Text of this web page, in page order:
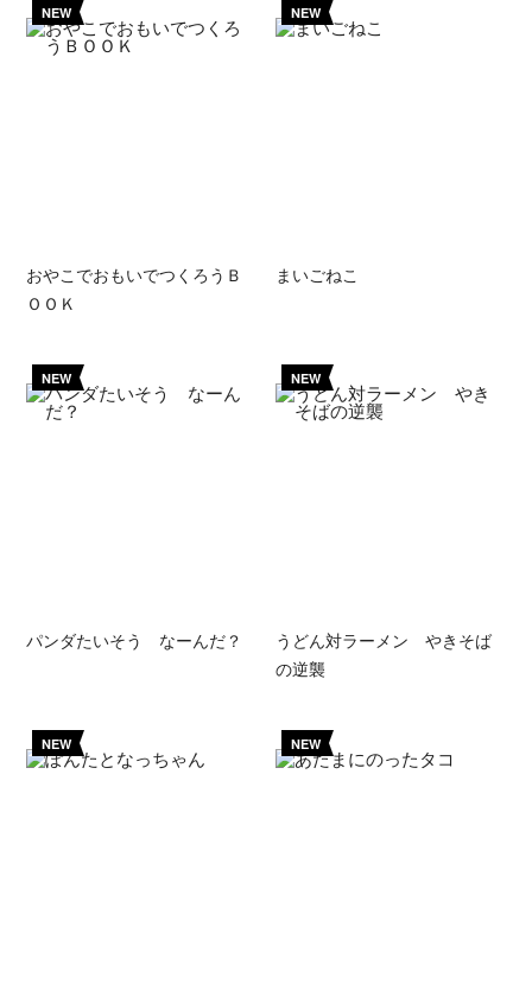
NEW
おやこでおもいでつくろうＢ
ＯＯＫ
NEW
まいごねこ
NEW
パンダたいそう なーんだ？
NEW
うどん対ラーメン やきそば
の逆襲
NEW NEW